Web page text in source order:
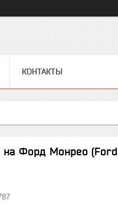
КОНТАКТЫ
на Форд Монрео